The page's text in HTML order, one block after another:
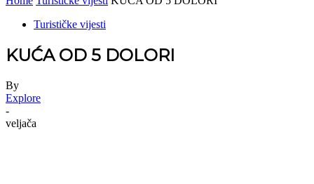
Turističke vijesti
KUĆA OD 5 DOLORI
By
Explore
-
veljača